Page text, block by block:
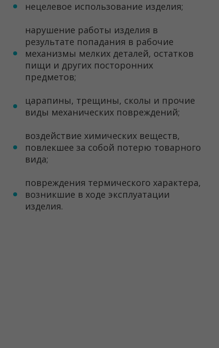
нецелевое использование изделия;
нарушение работы изделия в
результате попадания в рабочие
механизмы мелких деталей, остатков
пищи и других посторонних
предметов;
царапины, трещины, сколы и прочие
виды механических повреждений;
воздействие химических веществ,
повлекшее за собой потерю товарного
вида;
повреждения термического характера,
возникшие в ходе эксплуатации
изделия.